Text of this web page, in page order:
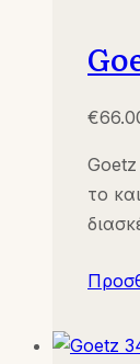
€
το